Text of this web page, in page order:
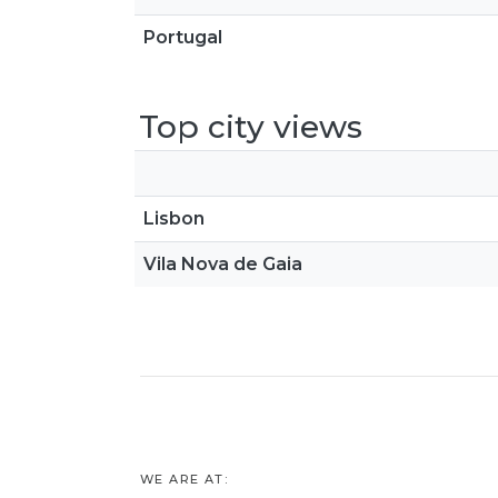
Portugal
Top city views
Lisbon
Vila Nova de Gaia
WE ARE AT: